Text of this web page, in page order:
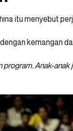
itu menyebut
kemangan
program. Anak-